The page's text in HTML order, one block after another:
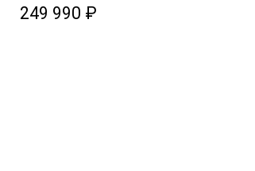
249 990 ₽